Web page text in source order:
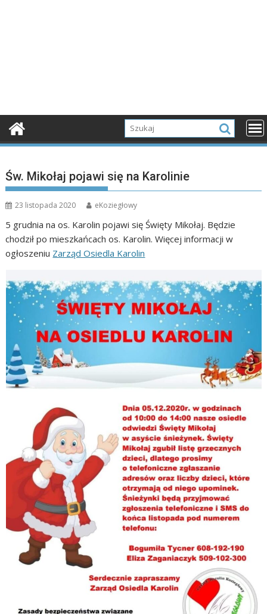
Św. Mikołaj pojawi się na Karolinie
23 listopada 2020 eKoziegłowy
5 grudnia na os. Karolin pojawi się Święty Mikołaj. Będzie
chodził po mieszkańcach os. Karolin. Więcej informacji w
ogłoszeniu Zarząd Osiedla Karolin